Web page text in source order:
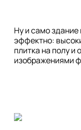
Ну и само здание
эффектно:
плитка на полу и
изображениями